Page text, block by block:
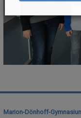
Marion-Dönhoff-